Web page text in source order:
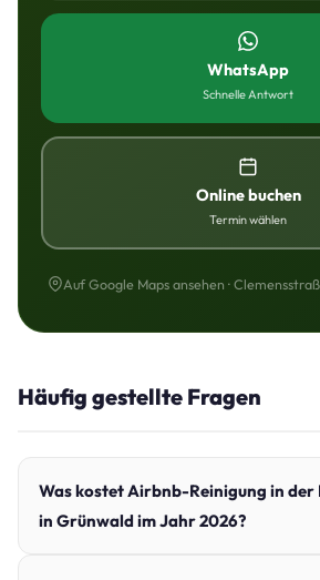
WhatsApp
Schnelle Antwort
Online buchen
Termin wählen
Auf Google Maps ansehen ·
Häufig gestellte Fragen
Was kostet Airbnb-Reinigung in der
in Grünwald im Jahr 2026?